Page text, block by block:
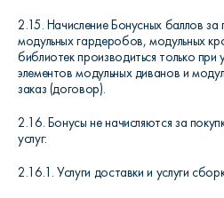
2.15. Начисление Бонусных баллов за
модульных гардеробов, модульных
библиотек производиться только при
элементов модульных диванов и
заказ (договор).
2.16. Бонусы не начисляются за
услуг:
2.16.1. Услуги доставки и услуги